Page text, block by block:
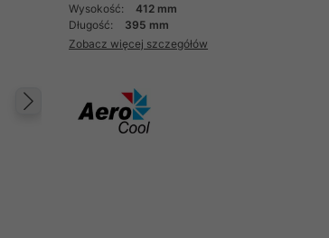
Następny
Wysokość:
412 mm
Długość:
395 mm
Zobacz więcej szczegółów